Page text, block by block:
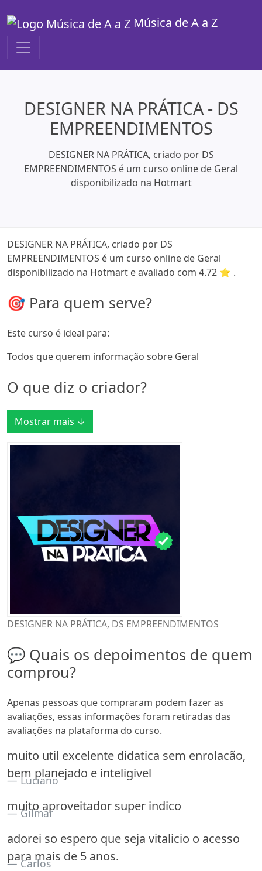
Música de A a Z
DESIGNER NA PRÁTICA - DS
EMPREENDIMENTOS
DESIGNER NA PRÁTICA, criado por DS
EMPREENDIMENTOS é um curso online de Geral
disponibilizado na Hotmart
DESIGNER NA PRÁTICA, criado por DS
EMPREENDIMENTOS é um curso online de Geral
disponibilizado na Hotmart e avaliado com 4.72 ⭐ .
🎯 Para quem serve?
Este curso é ideal para:
Todos que querem informação sobre Geral
O que diz o criador?
Mostrar mais ↓
DESIGNER NA PRÁTICA, DS EMPREENDIMENTOS
💬 Quais os depoimentos de quem
comprou?
Apenas pessoas que compraram podem fazer as
avaliações, essas informações foram retiradas das
avaliações na plataforma do curso.
muito util excelente didatica sem enrolacão,
bem planejado e inteligivel
Luciano
muito aproveitador super indico
Gilmar
adorei so espero que seja vitalicio o acesso
para mais de 5 anos.
Carlos